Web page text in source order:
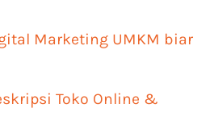
Marketing UMKM biar
Toko Online &